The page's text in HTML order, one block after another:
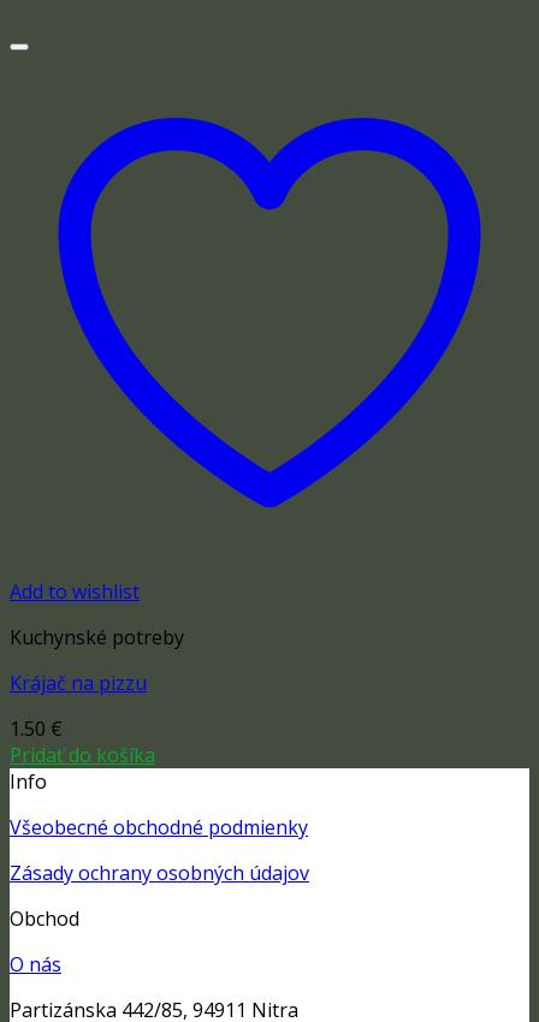
Add to wishlist
Kuchynské potreby
Krájač na pizzu
1.50 €
Pridať do košíka
Info
Všeobecné obchodné podmienky
Zásady ochrany osobných údajov
Obchod
O nás
Partizánska 442/85, 94911 Nitra